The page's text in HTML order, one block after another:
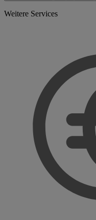
Weitere Services